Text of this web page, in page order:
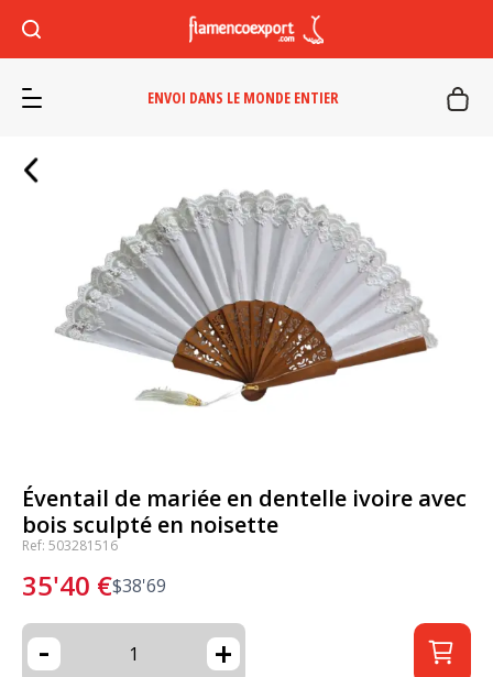
ENVOI DANS LE MONDE ENTIER
Éventail de mariée en dentelle ivoire avec
bois sculpté en noisette
Ref: 503281516
35'40 €$38'69
- +